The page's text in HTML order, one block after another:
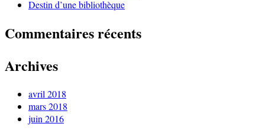
Destin d’une bibliothèque
Commentaires récents
Archives
avril 2018
mars 2018
juin 2016